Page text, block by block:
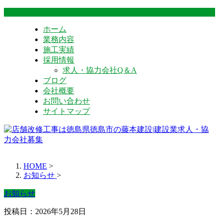
ホーム
業務内容
施工実績
採用情報
求人・協力会社Q＆A
ブログ
会社概要
お問い合わせ
サイトマップ
HOME >
お知らせ >
お知らせ
投稿日：2026年5月28日